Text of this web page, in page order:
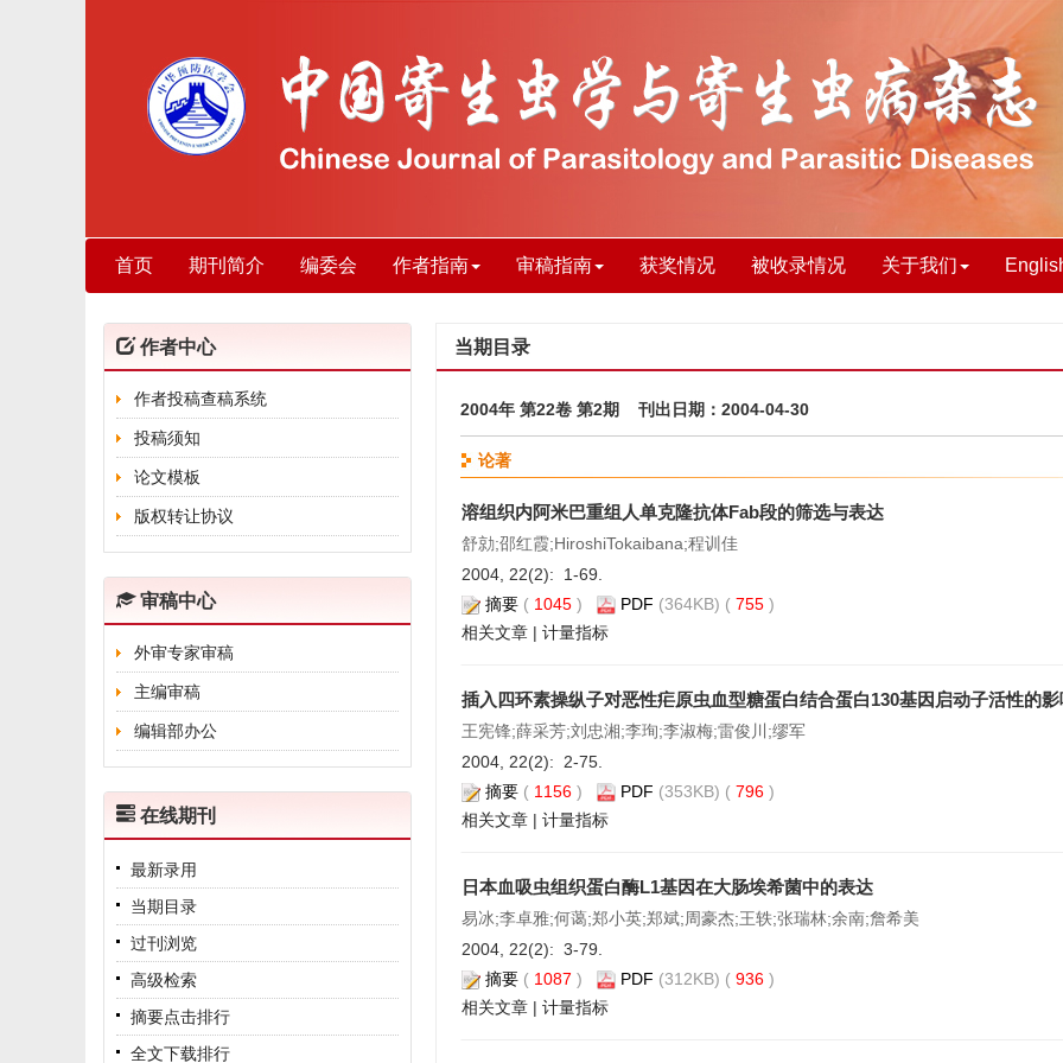
首页 期刊简介 编委会 作者指南 审稿指南 获奖情况 被收录情况 关于我们
作者中心
作者投稿查稿系统
投稿须知
论文模板
版权转让协议
审稿中心
外审专家审稿
主编审稿
编辑部办公
在线期刊
最新录用
当期目录
过刊浏览
高级检索
摘要点击排行
全文下载排行
当期目录
2004年 第22卷 第2期 刊出日期：2004-04-30
论著
溶组织内阿米巴重组人单克隆抗体Fab段的筛选与表达
舒勍;邵红霞;HiroshiTokaibana;程训佳
2004, 22(2): 1-69.
摘要 ( 1045 ) PDF (364KB) ( 755 )
相关文章 | 计量指标
插入四环素操纵子对恶性疟原虫血型糖蛋白结合蛋白130基因启动子活性的影
王宪锋;薛采芳;刘忠湘;李珣;李淑梅;雷俊川;缪军
2004, 22(2): 2-75.
摘要 ( 1156 ) PDF (353KB) ( 796 )
相关文章 | 计量指标
日本血吸虫组织蛋白酶L1基因在大肠埃希菌中的表达
易冰;李卓雅;何蔼;郑小英;郑斌;周豪杰;王轶;张瑞林;余南;詹希美
2004, 22(2): 3-79.
摘要 ( 1087 ) PDF (312KB) ( 936 )
相关文章 | 计量指标